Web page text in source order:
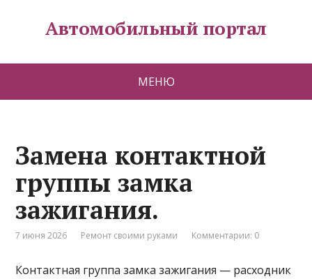
Автомобильный портал
МЕНЮ
Замена контактной
группы замка
зажигания.
7 июня 2026 Ремонт своими руками Комментарии: 0
Контактная группа замка зажигания — расходник